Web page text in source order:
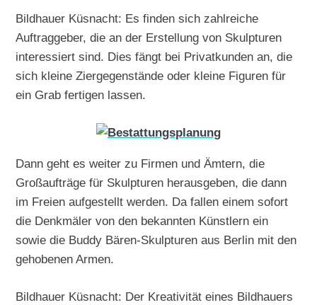
Bildhauer Küsnacht: Es finden sich zahlreiche
Auftraggeber, die an der Erstellung von Skulpturen
interessiert sind. Dies fängt bei Privatkunden an, die
sich kleine Ziergegenstände oder kleine Figuren für
ein Grab fertigen lassen.
Dann geht es weiter zu Firmen und Ämtern, die
Großaufträge für Skulpturen herausgeben, die dann
im Freien aufgestellt werden. Da fallen einem sofort
die Denkmäler von den bekannten Künstlern ein
sowie die Buddy Bären-Skulpturen aus Berlin mit den
gehobenen Armen.
Bildhauer Küsnacht: Der Kreativität eines Bildhauers